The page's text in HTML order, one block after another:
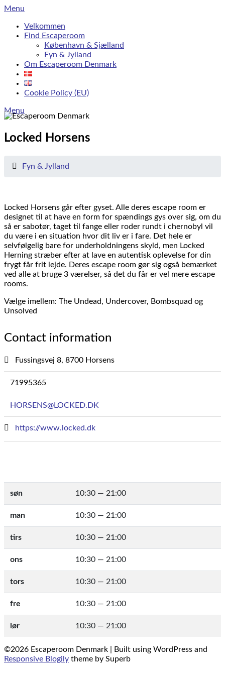
Skip
content
Menu
Velkommen
Find Escaperoom
København & Sjælland
Fyn & Jylland
Om Escaperoom Denmark
Cookie Policy (EU)
Menu
Locked Horsens
Fyn & Jylland
Locked Horsens går efter gyset. Alle deres escape room er
designet til at have en form for spændings gys over sig, om du
så er sabotør, taget til fange eller roder rundt i chernobyl vil
du være i en situation hvor dit liv er i fare. Det hele er
selvfølgelig bare for underholdningens skyld, men Locked
Herning stræber efter at lave en autentisk oplevelse for din
frygt får frit lejde. Deres escape room gør sig også bemærket
ved alle at bruge 3 værelser, så det du får er vel mere escape
rooms.
Vælge imellem: The Undead, Undercover, Bombsquad og
Unsolved
Contact information
Fussingsvej 8, 8700 Horsens
71995365
HORSENS@LOCKED.DK
https://www.locked.dk
søn 10:30 — 21:00
man 10:30 — 21:00
tirs 10:30 — 21:00
ons 10:30 — 21:00
tors 10:30 — 21:00
fre 10:30 — 21:00
lør 10:30 — 21:00
©2026 Escaperoom Denmark
| Built using WordPress and
Responsive Blogily theme by Superb